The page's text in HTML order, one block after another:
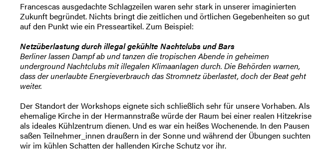
Francescas ausgedachte Schlagzeilen waren sehr stark in unserer imaginierten
Zukunft begründet. Nichts bringt die zeitlichen und örtlichen Gegebenheiten so gut
auf den Punkt wie ein Presseartikel. Zum Beispiel:
Netzüberlastung durch illegal gekühlte Nachtclubs und Bars
Berliner lassen Dampf ab und tanzen die tropischen Abende in geheimen
underground Nachtclubs mit illegalen Klimaanlagen durch. Die Behörden warnen,
dass der unerlaubte Energieverbrauch das Stromnetz überlastet, doch der Beat geht
weiter.
Der Standort der Workshops eignete sich schließlich sehr für unsere Vorhaben. Als
ehemalige Kirche in der Hermannstraße würde der Raum bei einer realen Hitzekrise
als ideales Kühlzentrum dienen. Und es war ein heißes Wochenende. In den Pausen
saßen Teilnehmer_innen draußern in der Sonne und während der Übungen suchten
wir im kühlen Schatten der hallenden Kirche Schutz vor ihr.